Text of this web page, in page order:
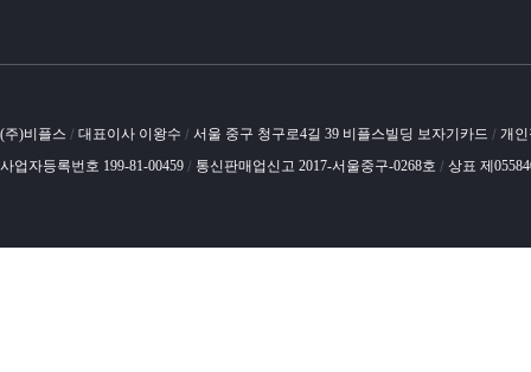
(주)비플스 / 대표이사 이왕수 / 서울 중구 청구로4길 39 비플스빌딩 보자기카드 / 개
사업자등록번호 199-81-00459 / 통신판매업신고 2017-서울중구-0268호 / 상표 제